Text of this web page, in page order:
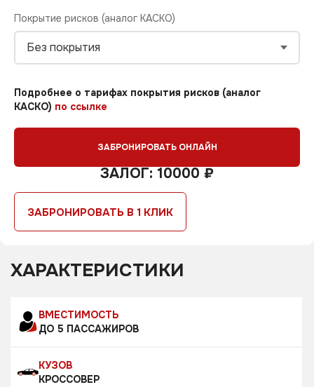
Покрытие рисков (аналог КАСКО)
Без покрытия
Подробнее о тарифах покрытия рисков (аналог
КАСКО) по ссылке
ЗАБРОНИРОВАТЬ ОНЛАЙН
ЗАЛОГ: 10000 ₽
ЗАБРОНИРОВАТЬ В 1 КЛИК
ХАРАКТЕРИСТИКИ
ВМЕСТИМОСТЬ
ДО 5 ПАССАЖИРОВ
КУЗОВ
КРОССОВЕР